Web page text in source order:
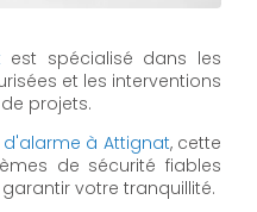
est spécialisé dans les
et les interventions
projets.
à Attignat, cette
de sécurité fiables
votre tranquillité.